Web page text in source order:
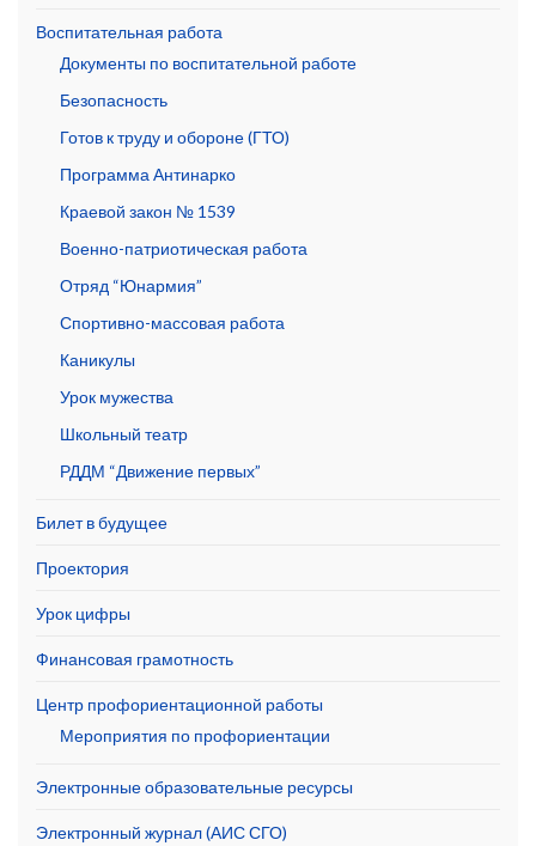
Воспитательная работа
Документы по воспитательной работе
Безопасность
Готов к труду и обороне (ГТО)
Программа Антинарко
Краевой закон № 1539
Военно-патриотическая работа
Отряд “Юнармия”
Спортивно-массовая работа
Каникулы
Урок мужества
Школьный театр
РДДМ “Движение первых”
Билет в будущее
Проектория
Урок цифры
Финансовая грамотность
Центр профориентационной работы
Мероприятия по профориентации
Электронные образовательные ресурсы
Электронный журнал (АИС СГО)